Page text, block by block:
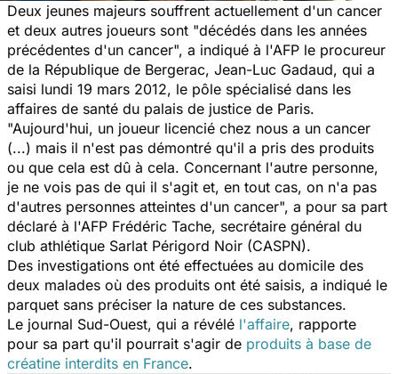
Deux jeunes majeurs souffrent actuellement d'un cancer
et deux autres joueurs sont "décédés dans les années
précédentes d'un cancer", a indiqué à l'AFP le procureur
de la République de Bergerac, Jean-Luc Gadaud, qui a
saisi lundi 19 mars 2012, le pôle spécialisé dans les
affaires de santé du palais de justice de Paris.
"Aujourd'hui, un joueur licencié chez nous a un cancer
(...) mais il n'est pas démontré qu'il a pris des produits
ou que cela est dû à cela. Concernant l'autre personne,
je ne vois pas de qui il s'agit et, en tout cas, on n'a pas
d'autres personnes atteintes d'un cancer", a pour sa part
déclaré à l'AFP Frédéric Tache, secrétaire général du
club athlétique Sarlat Périgord Noir (CASPN).
Des investigations ont été effectuées au domicile des
deux malades où des produits ont été saisis, a indiqué le
parquet sans préciser la nature de ces substances.
Le journal Sud-Ouest, qui a révélé l'affaire, rapporte
pour sa part qu'il pourrait s'agir de produits à base de
créatine interdits en France.